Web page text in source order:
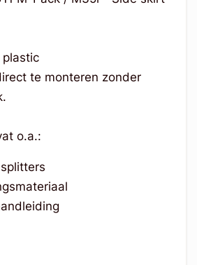
plastic
te monteren zonder
o.a.: